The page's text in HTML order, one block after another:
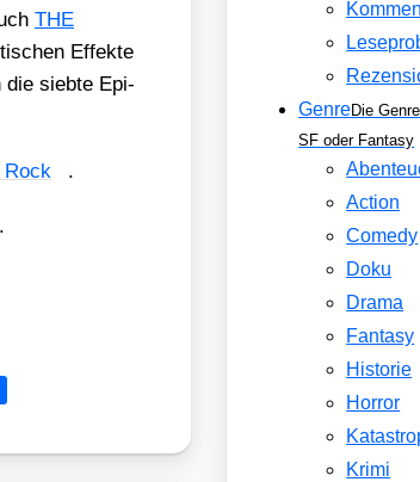
THE
Effek­te
die sieb­te Epi­
.
GenreDie
SF oder Fantasy
Action
Comedy
Doku
Drama
Fantasy
Historie
Horror
Krimi